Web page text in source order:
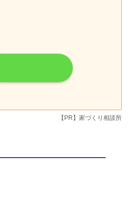
【PR】家づくり相談所